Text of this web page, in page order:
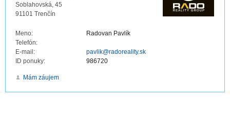
Soblahovská, 45
91101 Trenčín
Meno:
Radovan Pavlík
Telefón:
E-mail:
pavlik@radoreality.sk
ID ponuky:
986720
Mám záujem